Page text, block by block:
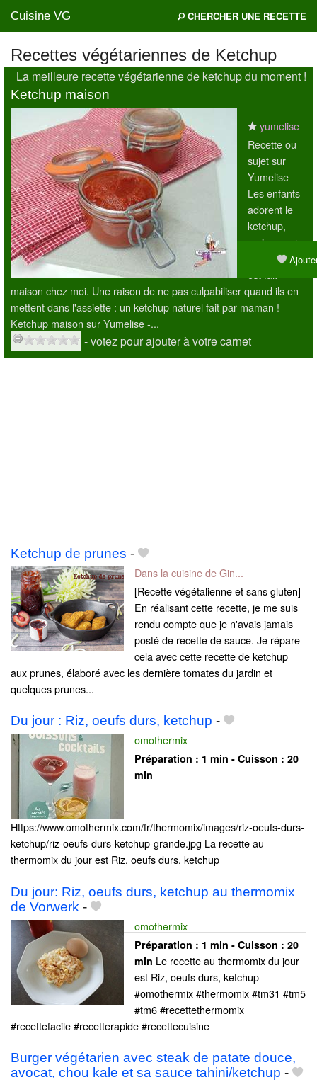
Cuisine VG CHERCHER UNE RECETTE
Mes blogs préférés
Recettes végétariennes de Ketchup
La meilleure recette végétarienne de ketchup du moment !
Ketchup maison
yumelise
Recette ou
sujet sur
Yumelise
Les enfants
adorent le
ketchup,
mais encore
plus quand il
est fait
maison chez moi. Une raison de ne pas culpabiliser quand ils en
mettent dans l'assiette : un ketchup naturel fait par maman !
Ketchup maison sur Yumelise -...
- votez pour ajouter à votre carnet
Ketchup de prunes -
Dans la cuisine de Gin...
[Recette végétalienne et sans gluten]
En réalisant cette recette, je me suis
rendu compte que je n'avais jamais
posté de recette de sauce. Je répare
cela avec cette recette de ketchup
aux prunes, élaboré avec les dernière tomates du jardin et
quelques prunes...
Du jour : Riz, oeufs durs, ketchup -
omothermix
Préparation : 1 min - Cuisson : 20
min
Https://www.omothermix.com/fr/thermomix/images/riz-oeufs-durs-
ketchup/riz-oeufs-durs-ketchup-grande.jpg La recette au
thermomix du jour est Riz, oeufs durs, ketchup
Du jour: Riz, oeufs durs, ketchup au thermomix
de Vorwerk -
omothermix
Préparation : 1 min - Cuisson : 20
min Le recette au thermomix du jour
est Riz, oeufs durs, ketchup
#omothermix #thermomix #tm31 #tm5
#tm6 #recettethermomix
#recettefacile #recetterapide #recettecuisine
Burger végétarien avec steak de patate douce,
avocat, chou kale et sa sauce tahini/ketchup -